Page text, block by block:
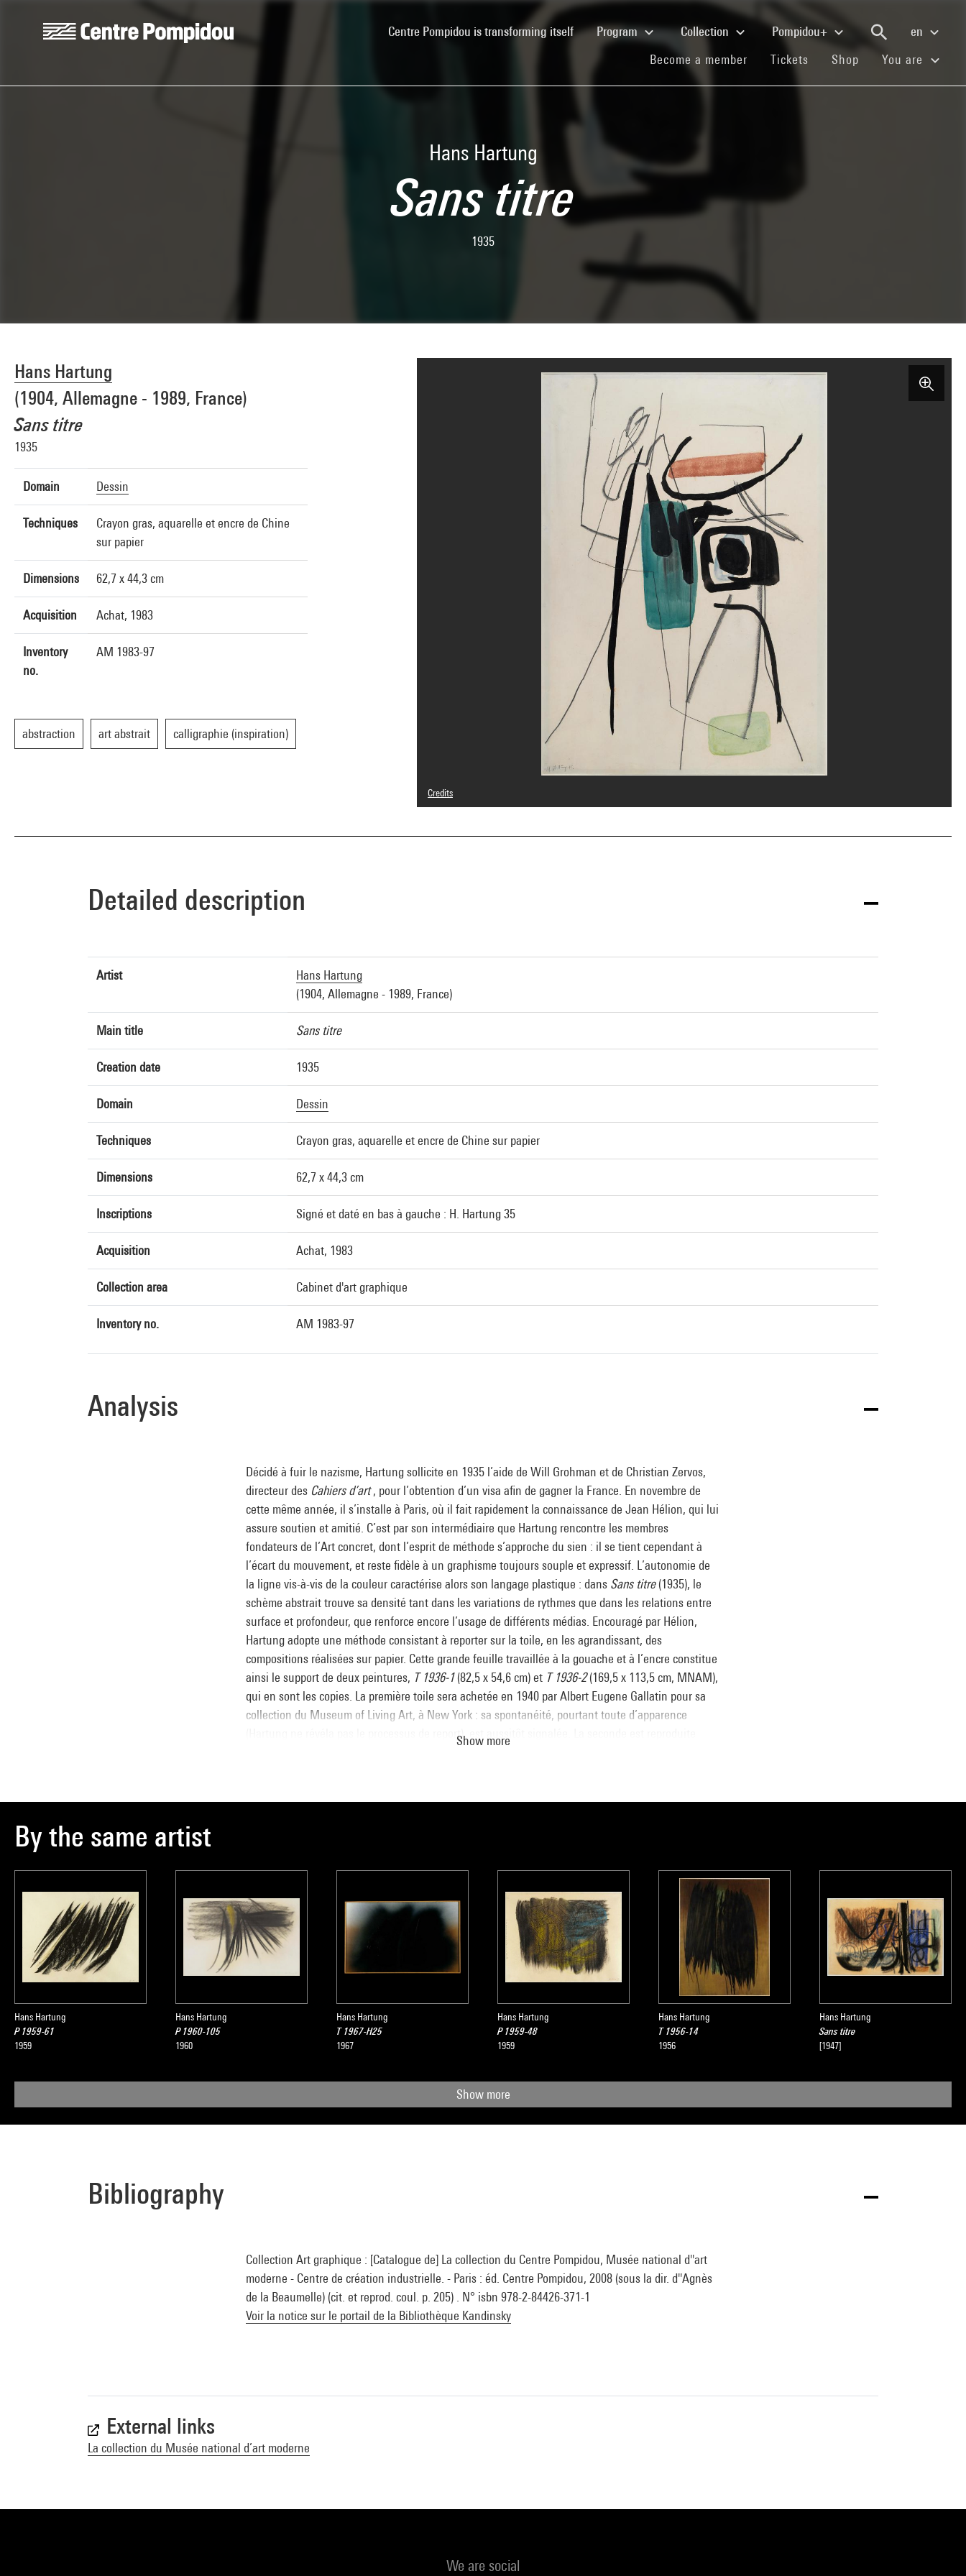
Centre Pompidou is transforming itself(current)Program Collection Pompidou+
en
Become a member (current)
Tickets (current)
Shop (current)You are
Hans Hartung
Sans titre
1935
Hans Hartung
(1904, Allemagne - 1989, France)
Sans titre
1935
Domain Dessin
Techniques
Crayon gras, aquarelle et encre de Chine
sur papier
Dimensions 62,7 x 44,3 cm
Acquisition Achat, 1983
Inventory
no.
AM 1983-97
abstraction art abstrait calligraphie (inspiration)
Credits
© Hans Hartung / Adagp, Paris
Image reference : 4N05450
Detailed description
Artist
Hans Hartung
(1904, Allemagne - 1989, France)
Main title Sans titre
Creation date 1935
Domain Dessin
Techniques Crayon gras, aquarelle et encre de Chine sur papier
Dimensions 62,7 x 44,3 cm
Inscriptions Signé et daté en bas à gauche : H. Hartung 35
Acquisition Achat, 1983
Collection area Cabinet d'art graphique
Inventory no. AM 1983-97
Analysis
Décidé à fuir le nazisme, Hartung sollicite en 1935 l’aide de Will Grohman et de Christian Zervos,
directeur des Cahiers d’art, pour l’obtention d’un visa afin de gagner la France. En novembre de
cette même année, il s’installe à Paris, où il fait rapidement la connaissance de Jean Hélion, qui lui
assure soutien et amitié. C’est par son intermédiaire que Hartung rencontre les membres
fondateurs de l’Art concret, dont l’esprit de méthode s’approche du sien : il se tient cependant à
l’écart du mouvement, et reste fidèle à un graphisme toujours souple et expressif. L’autonomie de
la ligne vis-à-vis de la couleur caractérise alors son langage plastique : dans Sans titre(1935), le
schème abstrait trouve sa densité tant dans les variations de rythmes que dans les relations entre
surface et profondeur, que renforce encore l’usage de différents médias. Encouragé par Hélion,
Hartung adopte une méthode consistant à reporter sur la toile, en les agrandissant, des
compositions réalisées sur papier. Cette grande feuille travaillée à la gouache et à l’encre constitue
ainsi le support de deux peintures, T 1936-1(82,5 x 54,6 cm) et T 1936-2(169,5 x 113,5 cm, MNAM),
qui en sont les copies. La première toile sera achetée en 1940 par Albert Eugene Gallatin pour sa
collection du Museum of Living Art, à New York : sa spontanéité, pourtant toute d’apparence
(Hartung ne révéla pas le processus de report), est aussitôt signalée. La seconde est reproduite
Source :
Extrait du catalogue
Collection art graphique - La collection du Centre Pompidou, Musée national
d'art moderne
, sous la direction de Agnès de la Beaumelle, Paris, Centre Pompidou, 2008
Show more
By the same artist
Hans Hartung
P 1959-61
1959
Hans Hartung
P 1960-105
1960
Hans Hartung
T 1967-H25
1967
Hans Hartung
P 1959-48
1959
Hans Hartung
T 1956-14
1956
Hans Hartung
Sans titre
[1947]
Show more
Bibliography
Collection Art graphique : [Catalogue de] La collection du Centre Pompidou, Musée national d''art
moderne - Centre de création industrielle. - Paris : éd. Centre Pompidou, 2008 (sous la dir. d''Agnès
de la Beaumelle) (cit. et reprod. coul. p. 205) . N° isbn 978-2-84426-371-1
Voir la notice sur le portail de la Bibliothèque Kandinsky
External links
La collection du Musée national d’art moderne
We are social